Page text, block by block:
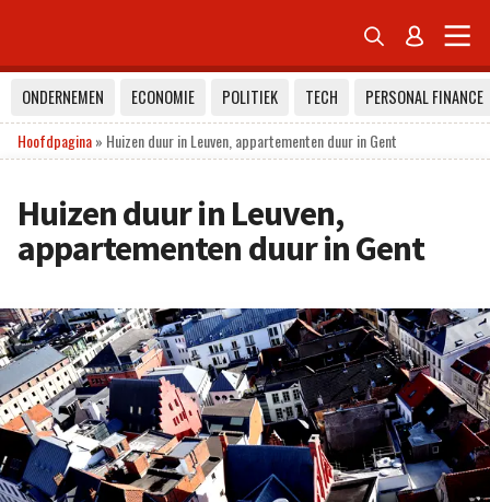
 
ONDERNEMEN ECONOMIE POLITIEK TECH
PERSONAL FINANCE
Hoofdpagina» Huizen duur in Leuven, appartementen duur in Gent
Huizen duur in Leuven,
appartementen duur in Gent